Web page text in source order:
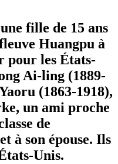
fille de 15 ans
Huangpu à
pour les États-
Ai-ling (1889-
(1863-1918),
un ami proche
de
à son épouse. Ils
Unis.